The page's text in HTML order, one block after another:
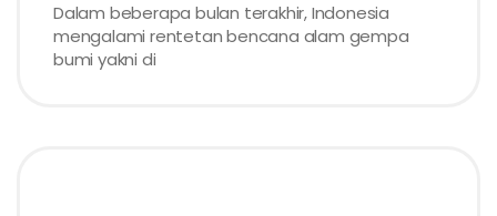
Dalam beberapa bulan terakhir, Indonesia
mengalami rentetan bencana alam gempa
bumi yakni di